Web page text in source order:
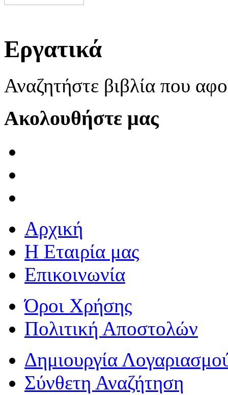
Εργατικά
Αναζητήστε βιβλία που
Ακολουθήστε μας
Αρχική
Η Εταιρία μας
Επικοινωνία
Όροι Χρήσης
Πολιτική Αποστολών
Δημιουργία
Σύνθετη Αναζήτηση